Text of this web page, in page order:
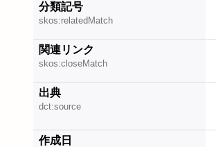
分類記号
skos:relatedMatch
関連リンク
skos:closeMatch
出典
dct:source
作成日